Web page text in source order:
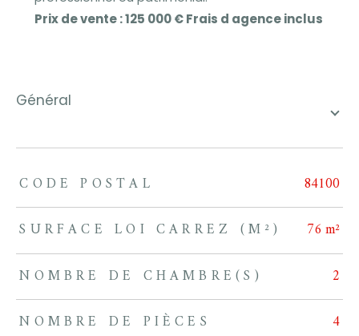
Prix de vente : 125 000 € Frais d agence inclus
général
TRAD_ZEPHYR_Caracteristique TRAD_ZEPHYR_Valeurs
CODE POSTAL
84100
SURFACE LOI CARREZ (M²)
76 m²
NOMBRE DE CHAMBRE(S)
2
NOMBRE DE PIÈCES
4